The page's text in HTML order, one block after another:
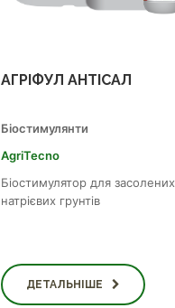
АГРІФУЛ АНТІСАЛ
Біостимулянти
AgriTecno
Біостимулятор для засолених
натрієвих грунтів
ДЕТАЛЬНІШЕ